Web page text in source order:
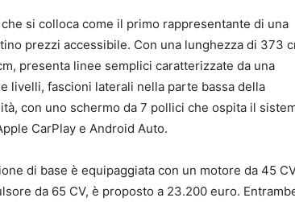
che si colloca come il primo rappresentante di una
prezzi accessibile. Con una lunghezza di 373
presenta linee semplici caratterizzate da una
livelli, fascioni laterali nella parte bassa della
con uno schermo da 7 pollici che ospita il
CarPlay e Android Auto.
di base è equipaggiata con un motore da 45
da 65 CV, è proposto a 23.200 euro.